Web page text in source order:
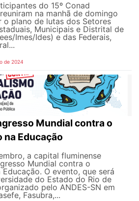
do 15º Conad
na manhã de domingo
o plano de lutas dos Setores
Municipais e Distrital de
Imes/Ides) e das Federais,
de 2024
Mundial contra o
na Educação
a capital fluminense
Mundial contra o
O evento, que será
do Estado do Rio de
pelo ANDES-SN em
Fasubra,...